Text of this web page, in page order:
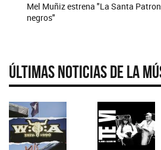
Mel Muñiz estrena "La Santa
negros"
Últimas Noticias de la